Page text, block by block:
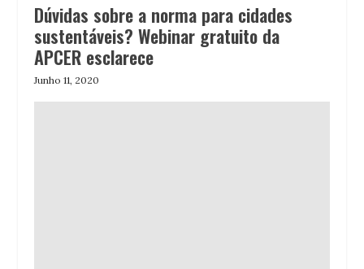
Dúvidas sobre a norma para cidades
sustentáveis? Webinar gratuito da
APCER esclarece
Junho 11, 2020